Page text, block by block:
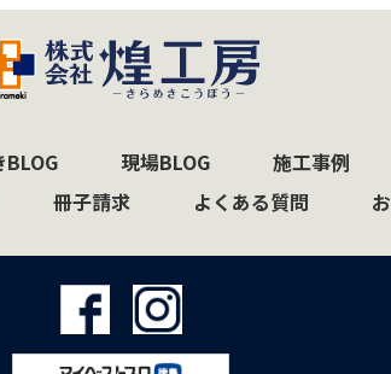
BLOG 現場BLOG
施工事例
冊子請求 よくある質問